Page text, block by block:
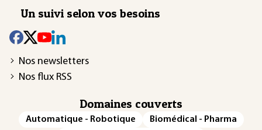
Un suivi selon vos besoins
Nos newsletters
Nos flux RSS
Domaines couverts
Automatique - Robotique
Biomédical - Pharma